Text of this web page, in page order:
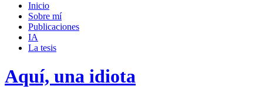
campo
búsqueda
Inicio
Sobre mí­
Publicaciones
IA
La tesis
Aquí, una idiota